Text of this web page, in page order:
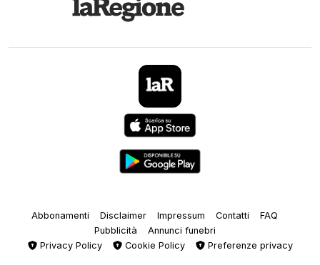
Abbonamenti Disclaimer Impressum Contatti
FAQ
Pubblicità
Annunci funebri
Privacy Policy
Cookie Policy Preferenze privacy